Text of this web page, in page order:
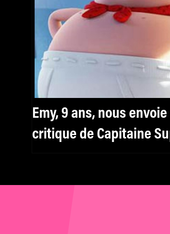
Emy, 9 ans, nous envoie
critique de Capitaine